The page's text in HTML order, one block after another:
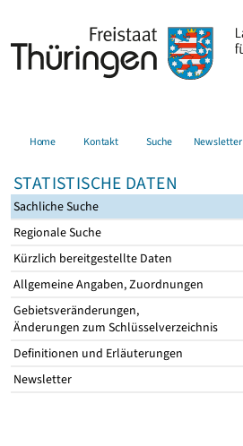
Home Kontakt Suche Newsletter
STATISTISCHE DATEN
Sachliche Suche
Regionale Suche
Kürzlich bereitgestellte Daten
Allgemeine Angaben, Zuordnungen
Gebietsveränderungen,
Änderungen zum Schlüsselverzeichnis
Definitionen und Erläuterungen
Newsletter